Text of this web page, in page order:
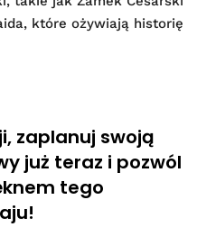
które ożywiają historię
zaplanuj swoją
już teraz i pozwól
tego